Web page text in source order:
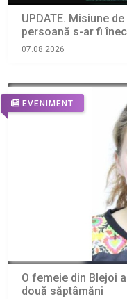
UPDATE. Misiune
persoană s-ar fi
07.08.2026
EVENIMENT
O femeie din Blejoi
două săptâmăni